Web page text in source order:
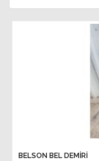
BELSON BEL DEMIRI